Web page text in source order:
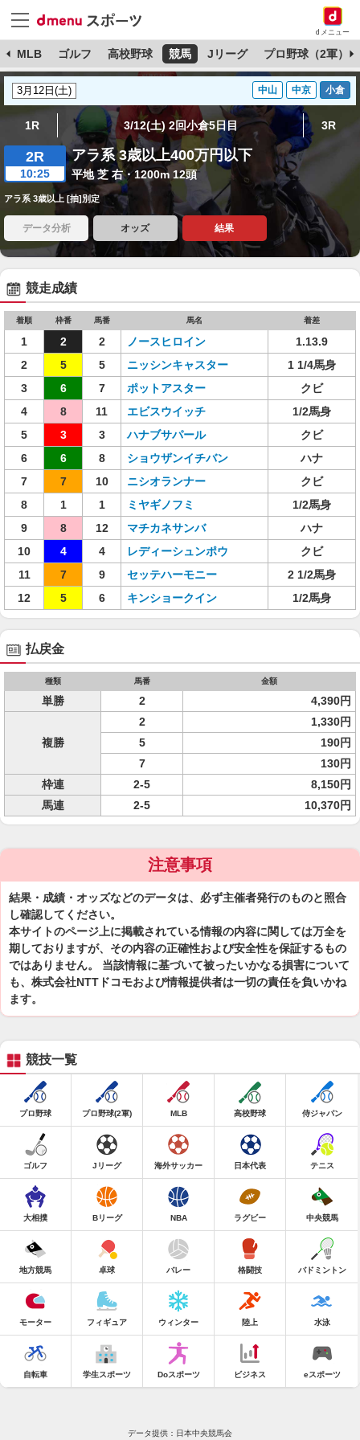
dメニュー
MLB ゴルフ 高校野球 競馬 Jリーグ プロ野球（2軍）
中山 中京 小倉
1R 3/12(土) 2回小倉5日目 3R
2R
10:25
アラ系 3歳以上400万円以下
平地 芝 右・1200m 12頭
アラ系 3歳以上 [抽]別定
データ分析 オッズ 結果
競走成績
着順 枠番 馬番 馬名 着差
1 2 2 ノースヒロイン
1.13.9
2
5 5 ニッシンキャスター
1 1/4馬身
3
6 7 ポットアスター
クビ
4
8 11 エビスウイッチ
1/2馬身
5
3 3 ハナブサパール
クビ
6
6 8 ショウザンイチバン
ハナ
7
7 10 ニシオランナー
クビ
8
1 1 ミヤギノフミ
1/2馬身
9
8 12 マチカネサンバ
ハナ
10
4 4 レディーシュンポウ
クビ
11
7 9 セッテハーモニー
2 1/2馬身
12
5 6 キンショークイン 1/2馬身
払戻金
種類 馬番 金額
単勝 2 4,390円
複勝
2
1,330円
5
190円
7
130円
枠連
2-5
8,150円
馬連
2-5 10,370円
注意事項
結果・成績・オッズなどのデータは、必ず主催者発行のものと照合
し確認してください。
本サイトのページ上に掲載されている情報の内容に関しては万全を
期しておりますが、その内容の正確性および安全性を保証するもの
ではありません。 当該情報に基づいて被ったいかなる損害について
も、株式会社NTTドコモおよび情報提供者は一切の責任を負いかね
ます。
競技一覧
プロ野球 プロ野球(2軍) MLB 高校野球 侍ジャパン
ゴルフ Jリーグ 海外サッカー 日本代表 テニス
大相撲 Bリーグ NBA ラグビー 中央競馬
地方競馬 卓球 バレー 格闘技 バドミントン
モーター フィギュア ウィンター 陸上 水泳
自転車 学生スポーツ Doスポーツ ビジネス eスポーツ
データ提供：日本中央競馬会